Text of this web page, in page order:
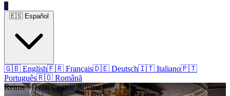
0
🇬🇧 English🇫🇷 Français🇩🇪 Deutsch🇮🇹 Italiano🇵🇹
Português🇷🇴 Română
Reims › Hyatt Centric Reims